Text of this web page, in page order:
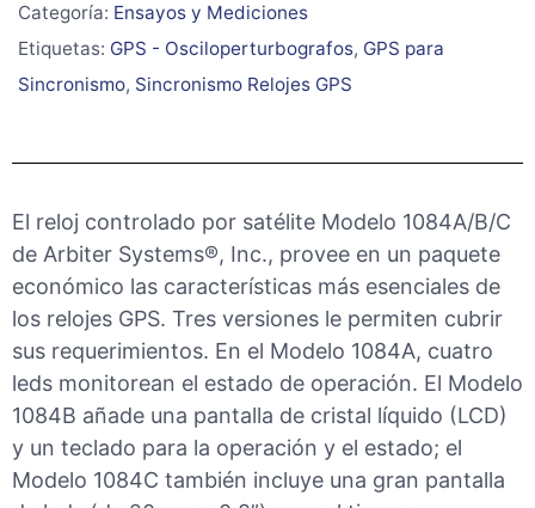
Categoría: Ensayos y Mediciones
Etiquetas: GPS - Osciloperturbografos, GPS para
Sincronismo, Sincronismo Relojes GPS
El reloj controlado por satélite Modelo 1084A/B/C
de Arbiter Systems®, Inc., provee en un paquete
económico las características más esenciales de
los relojes GPS. Tres versiones le permiten cubrir
sus requerimientos. En el Modelo 1084A, cuatro
leds monitorean el estado de operación. El Modelo
1084B añade una pantalla de cristal líquido (LCD)
y un teclado para la operación y el estado; el
Modelo 1084C también incluye una gran pantalla